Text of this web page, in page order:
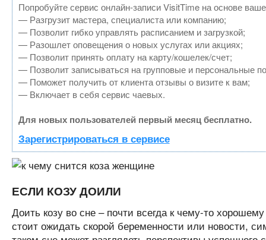
Попробуйте сервис онлайн-записи VisitTime на основе
— Разгрузит мастера, специалиста или компанию;
— Позволит гибко управлять расписанием и загрузкой;
— Разошлет оповещения о новых услугах или акциях;
— Позволит принять оплату на карту/кошелек/счет;
— Позволит записываться на групповые и персональные
— Поможет получить от клиента отзывы о визите к вам;
— Включает в себя сервис чаевых.
Для новых пользователей первый месяц бесплатно.
Зарегистрироваться в сервисе
ЕСЛИ КОЗУ ДОИЛИ
Доить козу во сне – почти всегда к чему-то
стоит ожидать скорой беременности или новости,